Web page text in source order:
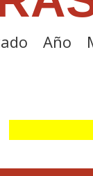
Año